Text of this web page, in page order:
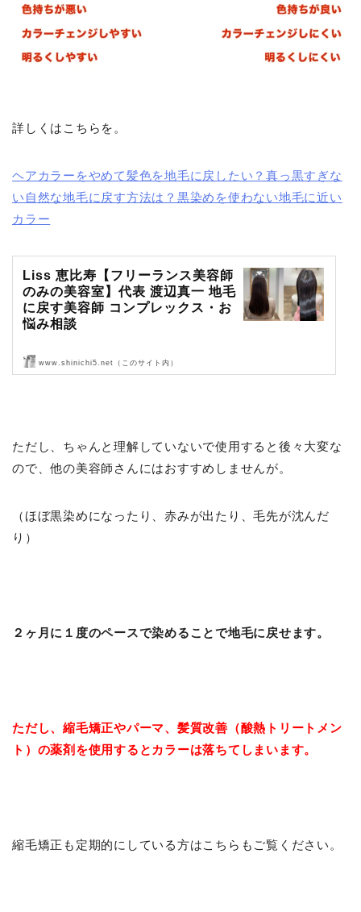
詳しくはこちらを。
ヘアカラーをやめて髪色を地毛に戻したい？真っ黒すぎな
い自然な地毛に戻す方法は？黒染めを使わない地毛に近い
カラー
Liss 恵比寿【フリーランス美容師
のみの美容室】代表 渡辺真一 地毛
に戻す美容師 コンプレックス・お
悩み相談
Liss 恵比寿【フリーランス美容師のみの美容室】代表 渡辺真一 地毛
www.shinichi5.net（このサイト内）
ただし、ちゃんと理解していないで使用すると後々大変な
ので、他の美容師さんにはおすすめしませんが。
（ほぼ黒染めになったり、赤みが出たり、毛先が沈んだ
り）
２ヶ月に１度のペースで染めることで地毛に戻せます。
ただし、縮毛矯正やパーマ、髪質改善（酸熱トリートメン
ト）の薬剤を使用するとカラーは落ちてしまいます。
縮毛矯正も定期的にしている方はこちらもご覧ください。